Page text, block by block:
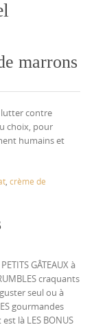
marrons
lutter contre
choix, pour
humains et
, crème de
GÂTEAUX à
craquants
seul ou à
gourmandes
là LES BONUS